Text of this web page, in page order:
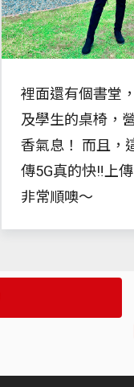
裡面還有個書堂
及學生的桌椅，
香氣息！ 而且，
傳5G真的快‼️上
非常順噢～